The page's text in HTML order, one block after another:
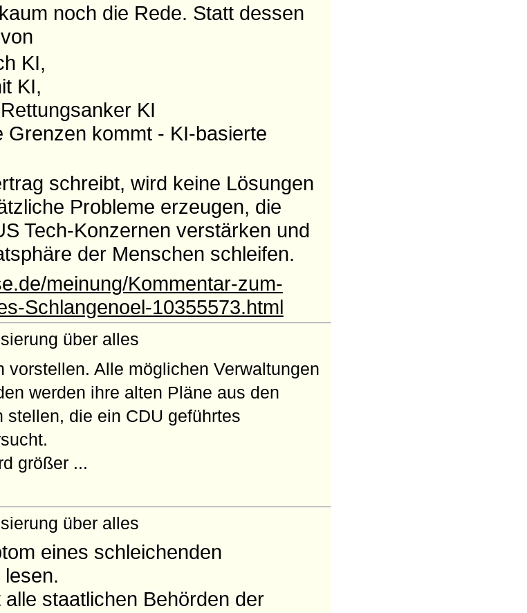
noch die Rede. Statt dessen
KI,
KI,
KI
Grenzen kommt - KI-basierte
schreibt, wird keine Lösungen
Probleme erzeugen, die
Tech-Konzernen verstärken und
der Menschen schleifen.
meinung/Kommentar-zum-
Schlangenoel-10355573.html
über alles
Alle möglichen Verwaltungen
werden ihre alten Pläne aus den
die ein CDU geführtes
größer ...
über alles
eines schleichenden
staatlichen Behörden der